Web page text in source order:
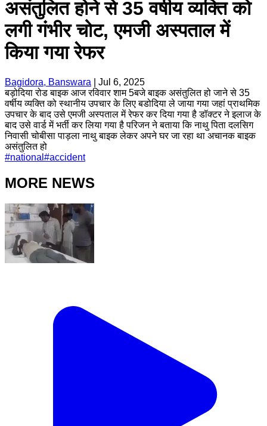
असंतुलित होने से 35 वर्षीय व्यक्ति को
लगी गंभीर चोट, एमजी अस्पताल में
किया गया रेफर
Bagidora, Banswara
Jul 6, 2025
बड़ोदिया रोड बाइक आज रविवार शाम 5बजे बाइक असंतुलित हो जाने से 35
वर्षीय व्यक्ति को स्थानीय उपचार के लिए बडोदिया ले जाया गया जहां प्राथमिक
उपचार के बाद उसे एमजी अस्पताल में रेफर कर दिया गया है डॉक्टर ने इलाज के
बाद उसे वार्ड में भर्ती कर लिया गया है परिजन ने बताया कि नाथु पिता दलसिग
निवासी चोबीसा पाड़ला नाथु बाइक लेकर अपने घर जा रहा था अचानक बाइक
असंतुलित हो
#national #accident
MORE NEWS